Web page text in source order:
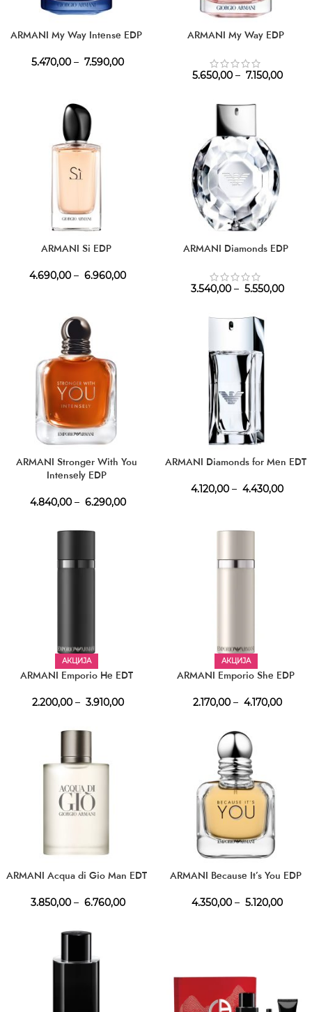
ARMANI My Way Intense EDP
5.470,00 – 7.590,00
ARMANI My Way EDP
5.650,00 – 7.150,00
ARMANI Si EDP
4.690,00 – 6.960,00
ARMANI Diamonds EDP
3.540,00 – 5.550,00
ARMANI Stronger With You
Intensely EDP
4.840,00 – 6.290,00
ARMANI Diamonds for Men EDT
4.120,00 – 4.430,00
АКЦИЈА
ARMANI Emporio He EDT
2.200,00 – 3.910,00
АКЦИЈА
ARMANI Emporio She EDP
2.170,00 – 4.170,00
ARMANI Acqua di Gio Man EDT
3.850,00 – 6.760,00
ARMANI Because It’s You EDP
4.350,00 – 5.120,00